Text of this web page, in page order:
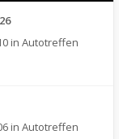
in Autotreffen
in Autotreffen